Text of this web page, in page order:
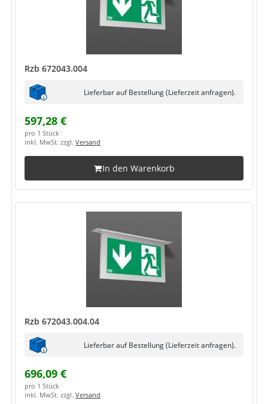
Rzb 672043.004
Lieferbar auf Bestellung (Lieferzeit anfragen).
597,28 €
pro 1 Stück
inkl. MwSt. zzgl. Versand
In den Warenkorb
Rzb 672043.004.04
Lieferbar auf Bestellung (Lieferzeit anfragen).
696,09 €
pro 1 Stück
inkl. MwSt. zzgl. Versand